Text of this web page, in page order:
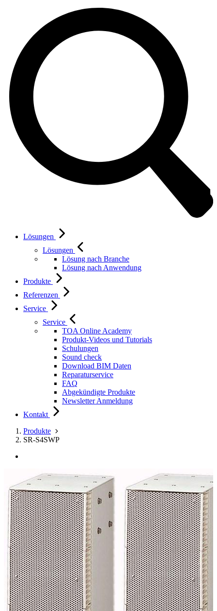
Lösungen
Lösungen
Lösung nach Branche
Lösung nach Anwendung
Produkte
Referenzen
Service
Service
TOA Online Academy
Produkt-Videos und Tutorials
Schulungen
Sound check
Download BIM Daten
Reparaturservice
FAQ
Abgekündigte Produkte
Newsletter Anmeldung
Kontakt
Produkte
SR-S4SWP